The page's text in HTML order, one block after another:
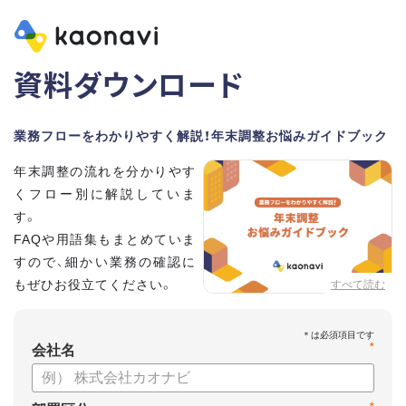
資料ダウンロード
業務フローをわかりやすく解説！年末調整お悩みガイドブック
すべて読む
年末調整の流れを分かりやす
くフロー別に解説していま
す。
FAQや用語集もまとめていま
すので、細かい業務の確認に
もぜひお役立てください。
*
会社名